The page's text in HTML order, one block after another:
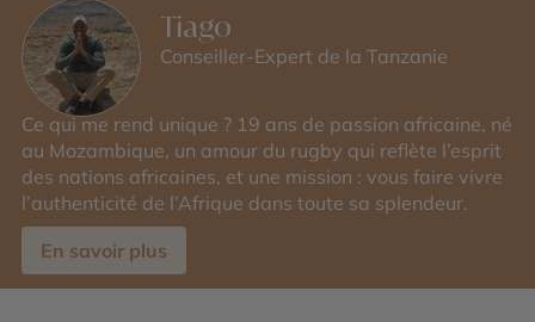
Tiago
Conseiller-Expert de la Tanzanie
Ce qui me rend unique ? 19 ans de passion africaine, né
au Mozambique, un amour du rugby qui reflète l’esprit
des nations africaines, et une mission : vous faire vivre
l’authenticité de l’Afrique dans toute sa splendeur.
En savoir plus